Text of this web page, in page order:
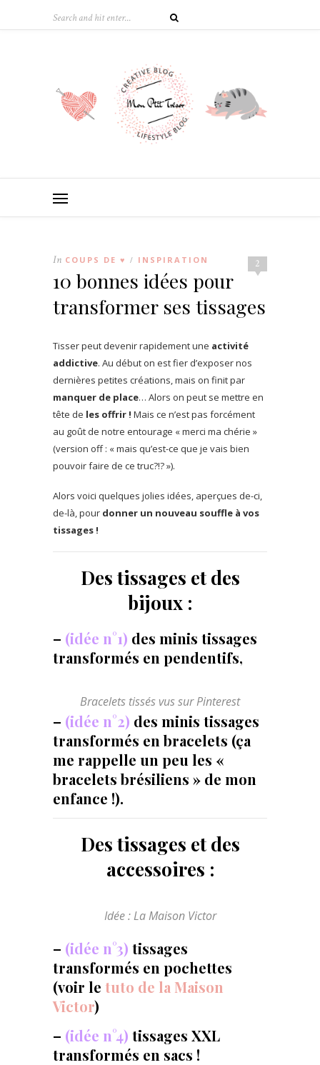
2
In COUPS DE ♥ / INSPIRATION
10 bonnes idées pour
transformer ses tissages
Tisser peut devenir rapidement une activité
addictive. Au début on est fier d’exposer nos
dernières petites créations, mais on finit par
manquer de place… Alors on peut se mettre en
tête de les offrir ! Mais ce n’est pas forcément
au goût de notre entourage « merci ma chérie »
(version off : « mais qu’est-ce que je vais bien
pouvoir faire de ce truc?!? »).
Alors voici quelques jolies idées, aperçues de-ci,
de-là, pour donner un nouveau souffle à vos
tissages !
Des tissages et des
bijoux :
– (idée n°1) des minis tissages
transformés en pendentifs,
Bracelets tissés vus sur Pinterest
– (idée n°2) des minis tissages
transformés en bracelets (ça
me rappelle un peu les «
bracelets brésiliens » de mon
enfance !).
Des tissages et des
accessoires :
Idée : La Maison Victor
– (idée n°3) tissages
transformés en pochettes
(voir le tuto de la Maison
Victor)
– (idée n°4) tissages XXL
transformés en sacs !